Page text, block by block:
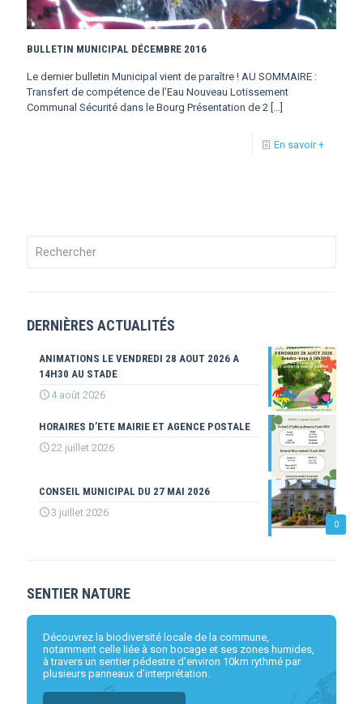
BULLETIN MUNICIPAL DÉCEMBRE 2016
Le dernier bulletin Municipal vient de paraître ! AU SOMMAIRE :
Transfert de compétence de l’Eau Nouveau Lotissement
Communal Sécurité dans le Bourg Présentation de 2
En savoir +
DERNIÈRES ACTUALITÉS
ANIMATIONS LE VENDREDI 28 AOUT 2026 A
14H30 AU STADE
4 août 2026
HORAIRES D’ETE MAIRIE ET AGENCE POSTALE
22 juillet 2026
0
CONSEIL MUNICIPAL DU 27 MAI 2026
3 juillet 2026
SENTIER NATURE
Découvrez la biodiversité locale de la commune,
notamment celle liée à son bocage et ses zones humides,
à travers un sentier pédestre d’environ 10km rythmé par
plusieurs panneaux d’interprétation.